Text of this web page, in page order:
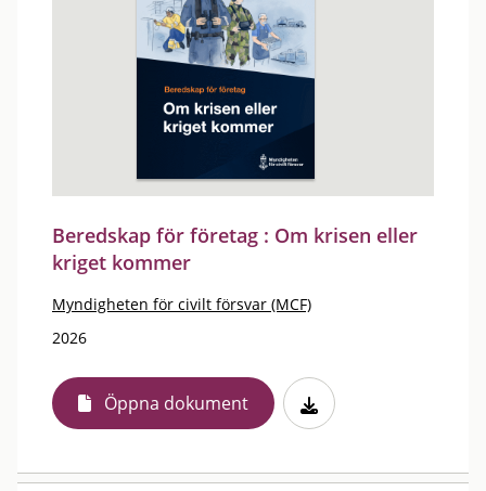
Beredskap för företag : Om krisen eller
kriget kommer
Myndigheten för civilt försvar (MCF)
2026
Öppna dokument